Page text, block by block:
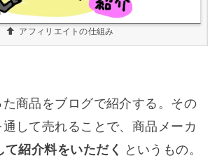
アフィリエイトの仕組み
商品をブログで紹介する。その
して売れることで、商品メーカ
て紹介料をいただく というもの。